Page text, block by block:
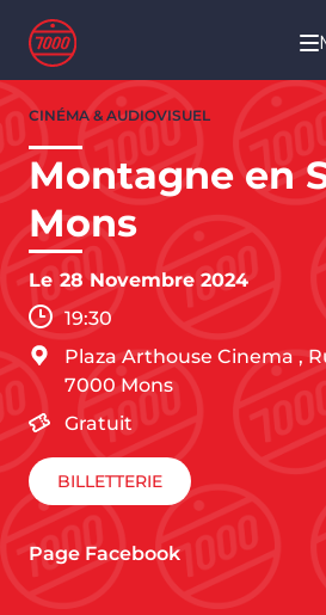
Aller au contenu principal
contenu
principal
CINÉMA & AUDIOVISUEL
Montagne en
Mons
Le 28 Novembre 2024
19:30
Plaza Arthouse Cinema ,
7000 Mons
Gratuit
BILLETTERIE
Page Facebook